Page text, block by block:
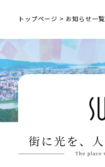
トップページ > お知らせ一覧